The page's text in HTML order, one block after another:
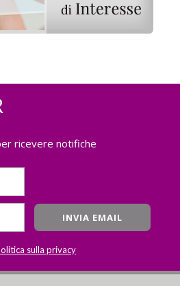
ricevere notifiche
sulla privacy